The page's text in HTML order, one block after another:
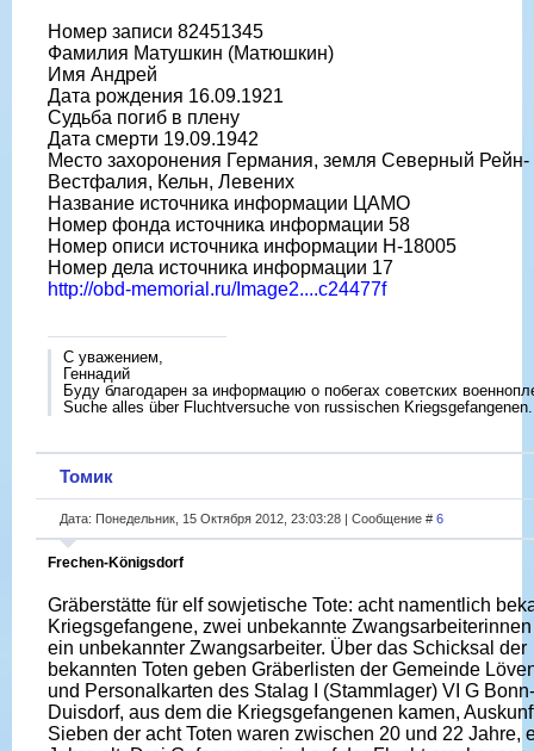
Номер записи 82451345
Фамилия Матушкин (Матюшкин)
Имя Андрей
Дата рождения 16.09.1921
Судьба погиб в плену
Дата смерти 19.09.1942
Место захоронения Германия, земля Северный Рейн-
Вестфалия, Кельн, Левених
Название источника информации ЦАМО
Номер фонда источника информации 58
Номер описи источника информации H-18005
Номер дела источника информации 17
http://obd-memorial.ru/Image2....c24477f
С уважением,
Геннадий
Буду благодарен за информацию о побегах советских
Suche alles über Fluchtversuche von russischen Kriegsgefangenen.
Томик
Дата: Понедельник, 15 Октября 2012, 23:03:28 | Сообщение # 6
Frechen-Königsdorf
Gräberstätte für elf sowjetische Tote: acht namentlich
Kriegsgefangene, zwei unbekannte
ein unbekannter Zwangsarbeiter. Über das Schicksal der
bekannten Toten geben Gräberlisten der Gemeinde
und Personalkarten des Stalag I (Stammlager) VI G Bonn-
Duisdorf, aus dem die Kriegsgefangenen kamen,
Sieben der acht Toten waren zwischen 20 und 22 Jahre,